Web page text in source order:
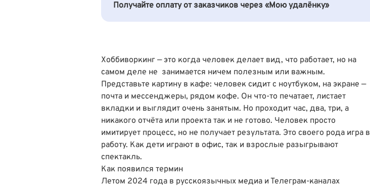
Получайте оплату от заказчиков через «Мою удалёнку»
Хоббиворкинг — это когда человек делает вид, что работает, но на
самом деле не занимается ничем полезным или важным.
Представьте картину в кафе: человек сидит с ноутбуком, на экране —
почта и мессенджеры, рядом кофе. Он что-то печатает, листает
вкладки и выглядит очень занятым. Но проходит час, два, три, а
никакого отчёта или проекта так и не готово. Человек просто
имитирует процесс, но не получает результата. Это своего рода игра в
работу. Как дети играют в офис, так и взрослые разыгрывают
спектакль.
Как появился термин
Летом 2024 года в русскоязычных медиа и Телеграм-каналах